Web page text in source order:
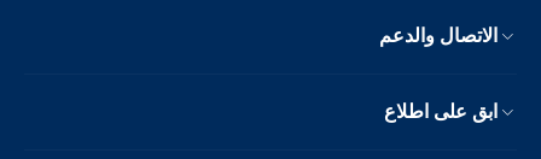
الاتصال والدعم
ابق على اطلاع